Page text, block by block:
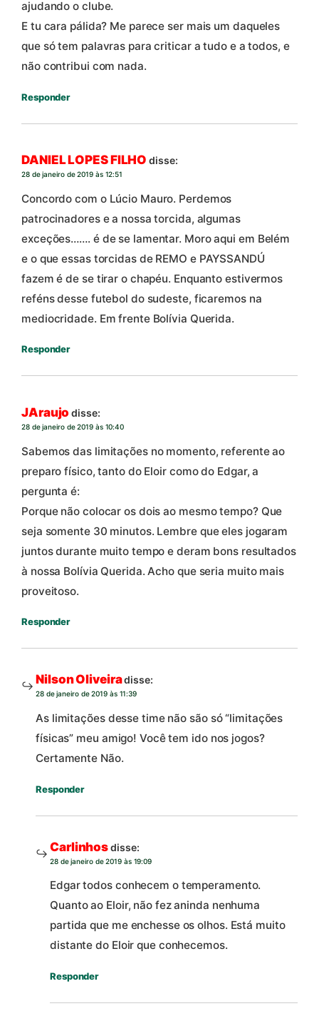
ajudando o clube.
E tu cara pálida? Me parece ser mais um daqueles
que só tem palavras para criticar a tudo e a todos, e
não contribui com nada.
Responder
DANIEL LOPES FILHO disse:
28 de janeiro de 2019 às 12:51
Concordo com o Lúcio Mauro. Perdemos
patrocinadores e a nossa torcida, algumas
exceções……. é de se lamentar. Moro aqui em Belém
e o que essas torcidas de REMO e PAYSSANDÚ
fazem é de se tirar o chapéu. Enquanto estivermos
reféns desse futebol do sudeste, ficaremos na
mediocridade. Em frente Bolívia Querida.
Responder
JAraujo disse:
28 de janeiro de 2019 às 10:40
Sabemos das limitações no momento, referente ao
preparo físico, tanto do Eloir como do Edgar, a
pergunta é:
Porque não colocar os dois ao mesmo tempo? Que
seja somente 30 minutos. Lembre que eles jogaram
juntos durante muito tempo e deram bons resultados
à nossa Bolívia Querida. Acho que seria muito mais
proveitoso.
Responder
Nilson Oliveiradisse:
28 de janeiro de 2019 às 11:39
As limitações desse time não são só “limitações
físicas” meu amigo! Você tem ido nos jogos?
Certamente Não.
Responder
Carlinhosdisse:
28 de janeiro de 2019 às 19:09
Edgar todos conhecem o temperamento.
Quanto ao Eloir, não fez aninda nenhuma
partida que me enchesse os olhos. Está muito
distante do Eloir que conhecemos.
Responder